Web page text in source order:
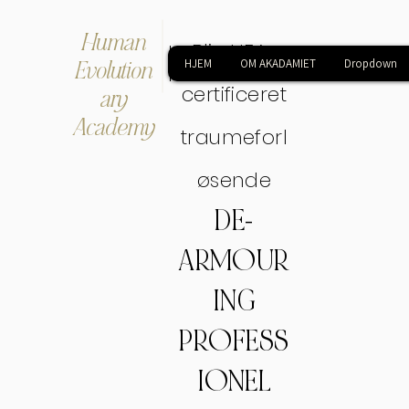
Human
Evolution
ary
Academy
Bliv HEA-
certificeret
traumeforl
øsende
DE-
ARMOUR
ING
PROFESS
IONEL
HJEM OM AKADAMIET Dropdown